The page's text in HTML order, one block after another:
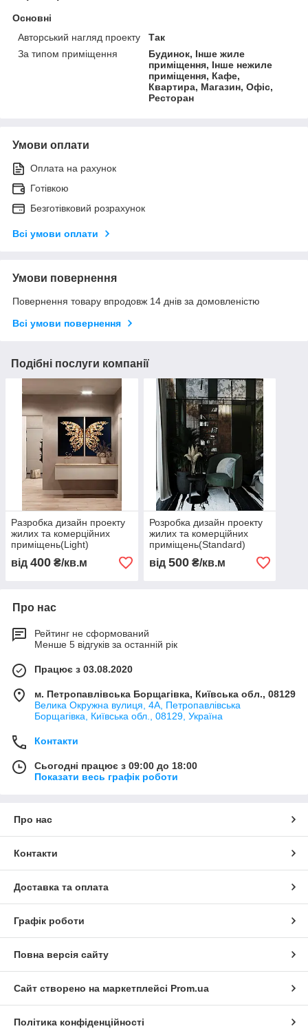
Основні
Авторський нагляд проекту
Так
За типом приміщення
Будинок, Інше жиле
приміщення, Інше нежиле
приміщення, Кафе,
Квартира, Магазин, Офіс,
Ресторан
Умови оплати
Оплата на рахунок
Готівкою
Безготівковий розрахунок
Всі умови оплати
Умови повернення
Повернення товару впродовж 14 днів за домовленістю
Всі умови повернення
Подібні послуги компанії
Разробка дизайн проекту
жилих та комерційних
приміщень(Light)
від 400 ₴/кв.м
Розробка дизайн проекту
жилих та комерційних
приміщень(Standard)
від 500₴/кв.м
Про нас
Рейтинг не сформований
Менше 5 відгуків за останній рік
Працює з 03.08.2020
м. Петропавлівська Борщагівка, Київська обл., 08129
Велика Окружна вулиця, 4А, Петропавлівська
Борщагівка, Київська обл., 08129, Україна
Контакти
Сьогодні працює з 09:00 до 18:00
Показати весь графік роботи
Про нас
Контакти
Доставка та оплата
Графік роботи
Повна версія сайту
Сайт створено на маркетплейсі Prom.ua
Політика конфіденційності